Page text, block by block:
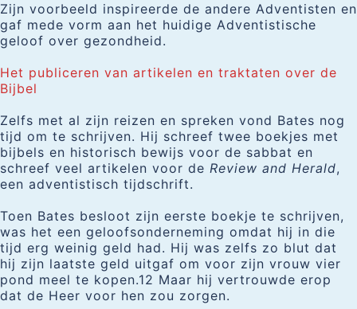
Zijn voorbeeld inspireerde de andere Adventisten en
gaf mede vorm aan het huidige Adventistische
geloof over gezondheid.
Het publiceren van artikelen en traktaten over de
Bijbel
Zelfs met al zijn reizen en spreken vond Bates nog
tijd om te schrijven. Hij schreef twee boekjes met
bijbels en historisch bewijs voor de sabbat en
schreef veel artikelen voor de Review and Herald,
een adventistisch tijdschrift.
Toen Bates besloot zijn eerste boekje te schrijven,
was het een geloofsonderneming omdat hij in die
tijd erg weinig geld had. Hij was zelfs zo blut dat
hij zijn laatste geld uitgaf om voor zijn vrouw vier
pond meel te kopen.12 Maar hij vertrouwde erop
dat de Heer voor hen zou zorgen.